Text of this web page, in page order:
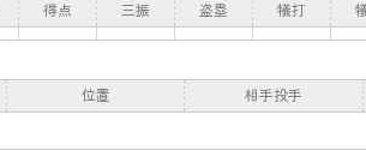
得点 三振 盗塁 犠打
位置 相手投手